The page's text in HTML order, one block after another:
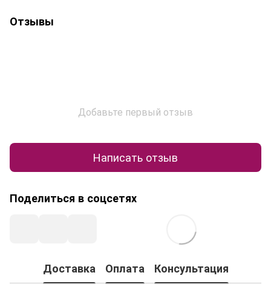
Отзывы
Добавьте первый отзыв
Написать отзыв
Поделиться в соцсетях
Доставка Оплата Консультация